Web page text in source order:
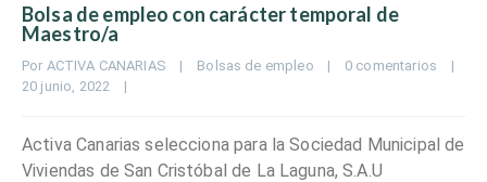
Bolsa de empleo con carácter temporal de
Maestro/a
Por ACTIVA CANARIAS | Bolsas de empleo | 0 comentarios
|
20 junio, 2022 |
Activa Canarias selecciona para la Sociedad Municipal de
Viviendas de San Cristóbal de La Laguna, S.A.U